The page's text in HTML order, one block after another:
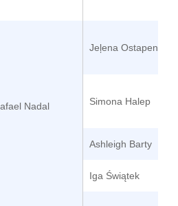
Nadal
Jeļena Ostapenko
Simona Halep
Ashleigh Barty
Iga Świątek